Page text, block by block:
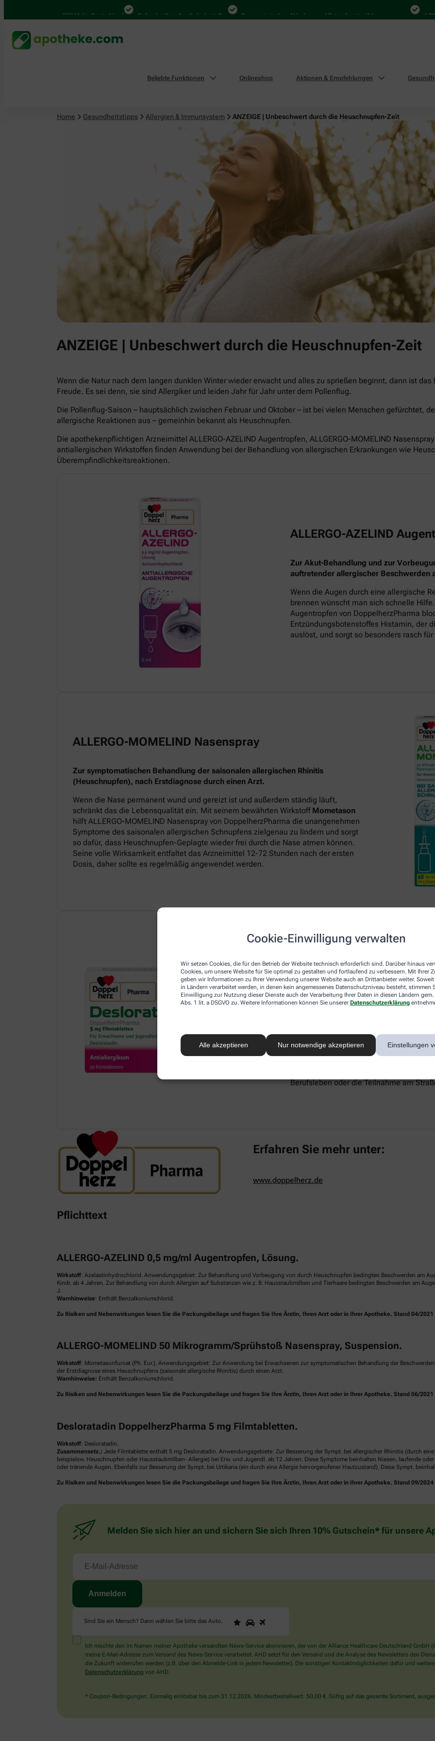
Cookie-Einwilligung verwalten
Wir setzen Cookies, die für den Betrieb der Website technisch erforderlich sind. Darüber hinaus
Cookies, um unsere Website für Sie optimal zu gestalten und fortlaufend zu verbessern. Mit Ihrer
geben wir Informationen zu Ihrer Verwendung unserer Website auch an Drittanbieter weiter. Soweit
in Ländern verarbeitet werden, in denen kein angemessenes Datenschutzniveau besteht, stimmen
Einwilligung zur Nutzung dieser Dienste auch der Verarbeitung Ihrer Daten in diesen Ländern
Abs. 1 lit. a DSGVO zu. Weitere Informationen können Sie unserer Datenschutzerklärung
Alle akzeptieren Nur notwendige akzeptieren Einstellungen
4.000 Mal in Deutschland Online bei Ihrer Apotheke bestellen Bequem zwischen Abholung und Botendienst wählen 4.000 Mal
Beliebte Funktionen Onlineshop Aktionen & Empfehlungen
Home Gesundheitstipps Allergien & Immunsystem ANZEIGE | Unbeschwert durch die Heuschnupfen-Zeit
ANZEIGE | Unbeschwert durch die Heuschnupfen-Zeit
Wenn die Natur nach dem langen dunklen Winter wieder erwacht und alles zu sprießen beginnt, dann ist
Freude. Es sei denn, sie sind Allergiker und leiden Jahr für Jahr unter dem Pollenflug.
Die Pollenflug-Saison – hauptsächlich zwischen Februar und Oktober – ist bei vielen Menschen gefürchtet,
allergische Reaktionen aus – gemeinhin bekannt als Heuschnupfen.
Die apothekenpflichtigen Arzneimittel ALLERGO-AZELIND Augentropfen, ALLGERGO-MOMELIND
antiallergischen Wirkstoffen finden Anwendung bei der Behandlung von allergischen Erkrankungen wie
Überempfindlichkeitsreaktionen.
ALLERGO-AZELIND
Zur Akut-Behandlung und zur
auftretender allergischer Beschwerden
Wenn die Augen durch eine allergische
brennen wünscht man sich schnelle
Augentropfen von DoppelherzPharma
Entzündungsbotenstoffes Histamin, der
auslöst, und sorgt so besonders rasch
ALLERGO-MOMELIND Nasenspray
Zur symptomatischen Behandlung der saisonalen allergischen Rhinitis
(Heuschnupfen), nach Erstdiagnose durch einen Arzt.
Wenn die Nase permanent wund und gereizt ist und außerdem ständig läuft,
schränkt das die Lebensqualität ein. Mit seinem bewährten Wirkstoff Mometason
hilft ALLERGO-MOMELIND Nasenspray von DoppelherzPharma die unangenehmen
Symptome des saisonalen allergischen Schnupfens zielgenau zu lindern und sorgt
so dafür, dass Heuschnupfen-Geplagte wieder frei durch die Nase atmen können.
Seine volle Wirksamkeit entfaltet das Arzneimittel 12-72 Stunden nach der ersten
Dosis, daher sollte es regelmäßig angewendet werden.
Desloratadin
Neben den beiden lokal wirkenden
Nase für Linderung sorgen, gibt es mit
systemisch – also im ganzen Körper –
Botenstoff Histamin, der für allergie-
Schwellungen verantwortlich ist. Aus
Heuschnupfen-Symptome, sondern
Hautausschlag (Urtikaria), und
Desloratadin macht nicht
Berufsleben oder die Teilnahme am
Erfahren Sie mehr unter:
www.doppelherz.de
Pflichttext
ALLERGO-AZELIND 0,5 mg/ml Augentropfen, Lösung.
Wirkstoff: Azelastinhydrochlorid. Anwendungsgebiet: Zur Behandlung und Vorbeugung von durch Heuschnupfen bedingten Beschwerden am
Kindr. ab 4 Jahren. Zur Behandlung von durch Allergien auf Substanzen wie z. B. Hausstaubmilben und Tierhaare bedingten Beschwerden am
J.
Warnhinweise: Enthält Benzalkoniumchlorid.
Zu Risiken und Nebenwirkungen lesen Sie die Packungsbeilage und fragen Sie Ihre Ärztin, Ihren Arzt oder in Ihrer Apotheke. Stand 04/2021
ALLERGO-MOMELIND 50 Mikrogramm/Sprühstoß Nasenspray, Suspension.
Wirkstoff: Mometasonfuroat (Ph. Eur.). Anwendungsgebiet: Zur Anwendung bei Erwachsenen zur symptomatischen Behandlung der
der Erstdiagnose eines Heuschnupfens (saisonale allergische Rhinitis) durch einen Arzt.
Warnhinweise: Enthält Benzalkoniumchlorid.
Zu Risiken und Nebenwirkungen lesen Sie die Packungsbeilage und fragen Sie Ihre Ärztin, Ihren Arzt oder in Ihrer Apotheke. Stand 06/2021
Desloratadin DoppelherzPharma 5 mg Filmtabletten.
Wirkstoff: Desloratadin.
Zusammensetz.: Jede Filmtablette enthält 5 mg Desloratadin. Anwendungsgebiete: Zur Besserung der Sympt. bei allergischer Rhinitis (durch
beispielsw. Heuschnupfen oder Hausstaubmilben- Allergie) bei Erw. und Jugendl. ab 12 Jahren. Diese Symptome beinhalten Niesen, laufende
oder tränende Augen. Ebenfalls zur Besserung der Sympt. bei Urtikaria (ein durch eine Allergie hervorgerufener Hautzustand). Diese Sympt.
Zu Risiken und Nebenwirkungen lesen Sie die Packungsbeilage und fragen Sie Ihre Ärztin, Ihren Arzt oder in Ihrer Apotheke. Stand 09/2024
Melden Sie sich hier an und sichern Sie sich Ihren 10% Gutschein* für unsere
Sind Sie ein Mensch? Dann wählen Sie bitte das Auto
Sind
Sie
Mensch?
Dann
wählen
Auto.
1 2
Ich möchte den im Namen meiner Apotheke versandten News-Service abonnieren, der von der Alliance Healthcare Deutschland
meine E-Mail-Adresse zum Versand des News-Service verarbeitet. AHD setzt für den Versand und die Analyse des Newsletters den
die Zukunft widerrufen werden (z.B. über den Abmelde-Link in jedem Newsletter). Die sonstigen Kontaktmöglichkeiten dafür und
Datenschutzerklärung von AHD.
* Coupon-Bedingungen: Einmalig einlösbar bis zum 31.12.2026. Mindestbestellwert: 50,00 €. Gültig auf das gesamte Sortiment,